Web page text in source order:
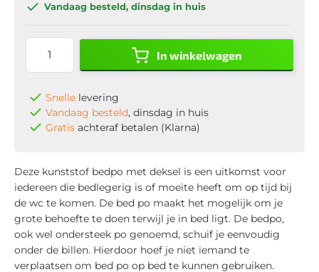
Vandaag besteld, dinsdag in huis
In winkelwagen
Snelle levering
Vandaag besteld, dinsdag in huis
Gratis achteraf betalen (Klarna)
Deze kunststof bedpo met deksel is een uitkomst voor
iedereen die bedlegerig is of moeite heeft om op tijd bij
de wc te komen. De bed po maakt het mogelijk om je
grote behoefte te doen terwijl je in bed ligt. De bedpo,
ook wel ondersteek po genoemd, schuif je eenvoudig
onder de billen. Hierdoor hoef je niet iemand te
verplaatsen om bed po op bed te kunnen gebruiken.